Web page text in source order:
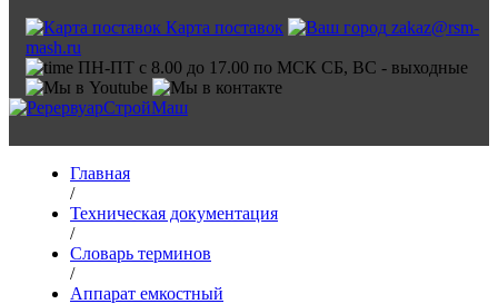
Карта поставок
zakaz@rsm-
mash.ru
ПН-ПТ с 8.00 до 17.00 по МСК СБ, ВС - выходные
Главная
/
Техническая документация
/
Словарь терминов
/
Аппарат емкостный